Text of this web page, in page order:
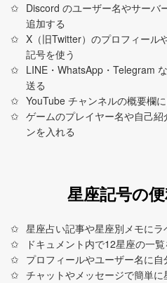
Discord のユーザー名やサーバ
追加する
X（旧Twitter）のプロフィール
記号を使う
LINE・WhatsApp・Telegram
送る
YouTube チャンネルの概要欄
ゲームのプレイヤー名や自己
ンを入れる
星座記号の
星座占い記事や星座別メモにラ
ドキュメント内で12星座の一
プロフィールやユーザー名に
チャットやメッセージで簡単に